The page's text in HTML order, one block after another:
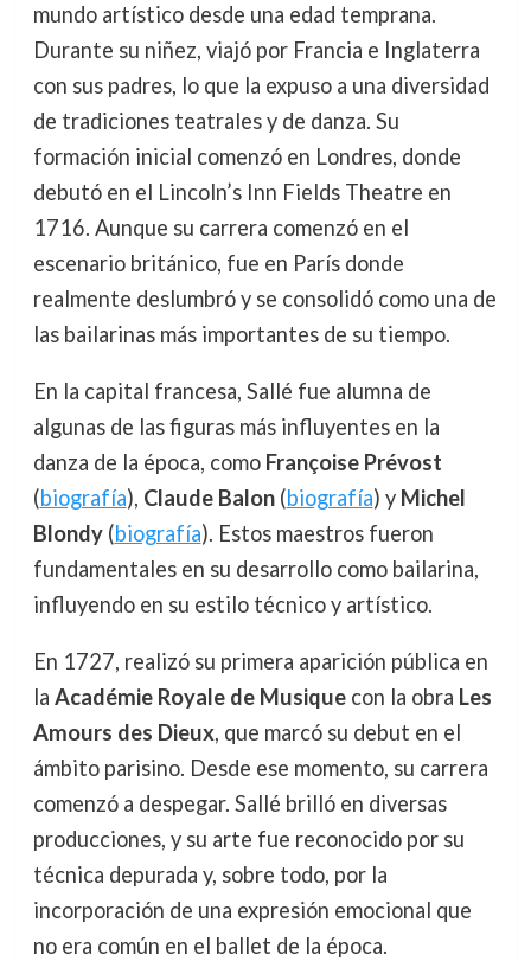
mundo artístico desde una edad temprana.
Durante su niñez, viajó por Francia e Inglaterra
con sus padres, lo que la expuso a una diversidad
de tradiciones teatrales y de danza. Su
formación inicial comenzó en Londres, donde
debutó en el Lincoln’s Inn Fields Theatre en
1716. Aunque su carrera comenzó en el
escenario británico, fue en París donde
realmente deslumbró y se consolidó como una de
las bailarinas más importantes de su tiempo.
En la capital francesa, Sallé fue alumna de
algunas de las figuras más influyentes en la
danza de la época, como Françoise Prévost
(biografía), Claude Balon(biografía) y Michel
Blondy(biografía). Estos maestros fueron
fundamentales en su desarrollo como bailarina,
influyendo en su estilo técnico y artístico.
En 1727, realizó su primera aparición pública en
la Académie Royale de Musiquecon la obra Les
Amours des Dieux, que marcó su debut en el
ámbito parisino. Desde ese momento, su carrera
comenzó a despegar. Sallé brilló en diversas
producciones, y su arte fue reconocido por su
técnica depurada y, sobre todo, por la
incorporación de una expresión emocional que
no era común en el ballet de la época.